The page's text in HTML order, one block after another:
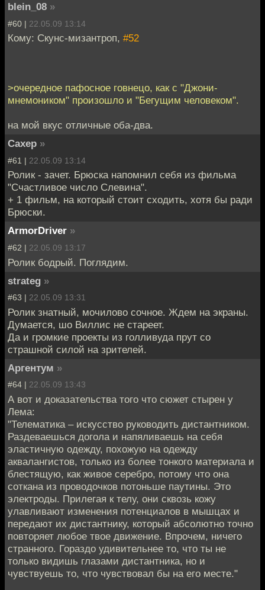
blein_08 »
#60 | 22.05.09 13:14
Кому: Скунс-мизантроп, #52
>очередное пафосное говнецо, как с "Джони-
мнемоником" произошло и "Бегущим человеком".
на мой вкус отличные оба-два.
Caxep »
#61 | 22.05.09 13:14
Ролик - зачет. Брюска напомнил себя из фильма
"Счастливое число Слевина".
+ 1 фильм, на который стоит сходить, хотя бы ради
Брюски.
ArmorDriver »
#62 | 22.05.09 13:17
Ролик бодрый. Поглядим.
strateg »
#63 | 22.05.09 13:31
Ролик знатный, мочилово сочное. Ждем на экраны.
Думается, шо Виллис не стареет.
Да и громкие проекты из голливуда прут со
страшной силой на зрителей.
Аргентум »
#64 | 22.05.09 13:43
А вот и доказательства того что сюжет стырен у
Лема:
"Телематика – искусство руководить дистантником.
Раздеваешься догола и напяливаешь на себя
эластичную одежду, похожую на одежду
аквалангистов, только из более тонкого материала и
блестящую, как живое серебро, потому что она
соткана из проводочков потоньше паутины. Это
электроды. Прилегая к телу, они сквозь кожу
улавливают изменения потенциалов в мышцах и
передают их дистантнику, который абсолютно точно
повторяет любое твое движение. Впрочем, ничего
странного. Гораздо удивительнее то, что ты не
только видишь глазами дистантника, но и
чувствуешь то, что чувствовал бы на его месте."